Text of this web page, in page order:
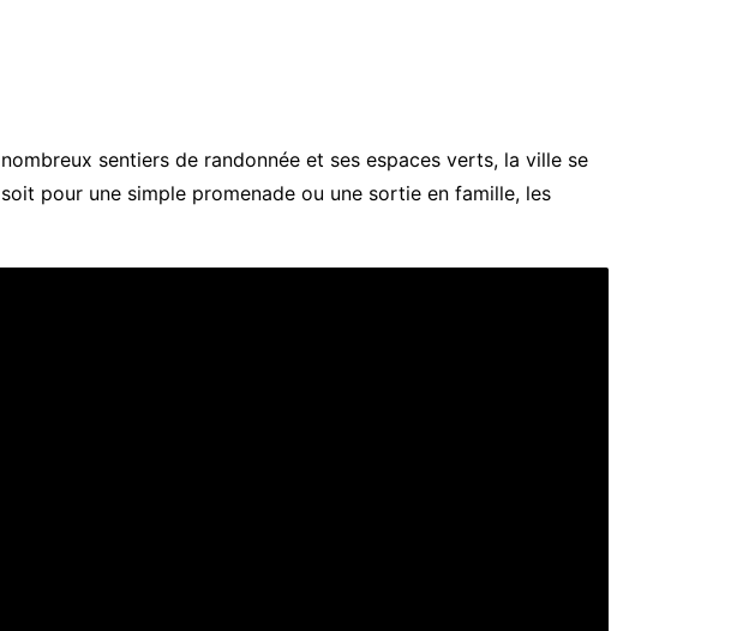
sentiers de randonnée et ses espaces verts, la ville se
pour une simple promenade ou une sortie en famille, les